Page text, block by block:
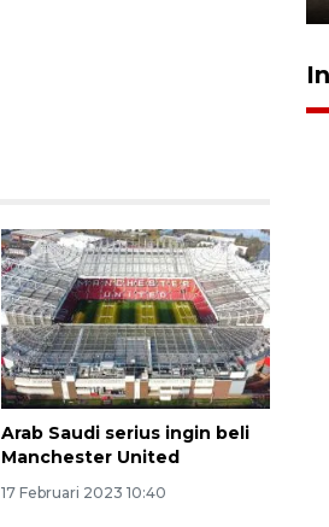
Arab Saudi serius ingin beli
Manchester United
17 Februari 2023 10:40